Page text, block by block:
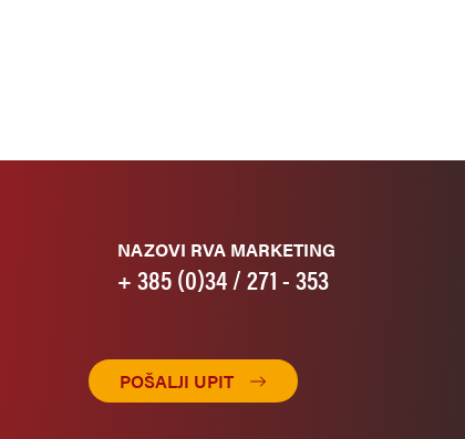
NAZOVI RVA MARKETING
+ 385 (0)34 / 271 - 353
POŠALJI UPIT